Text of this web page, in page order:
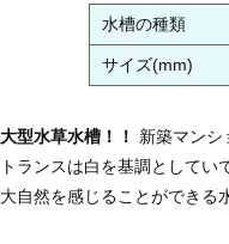
水槽の種類
サイズ(mm)
大型水草水槽！！
新築マンシ
トランスは白を基調としてい
大自然を感じることができる